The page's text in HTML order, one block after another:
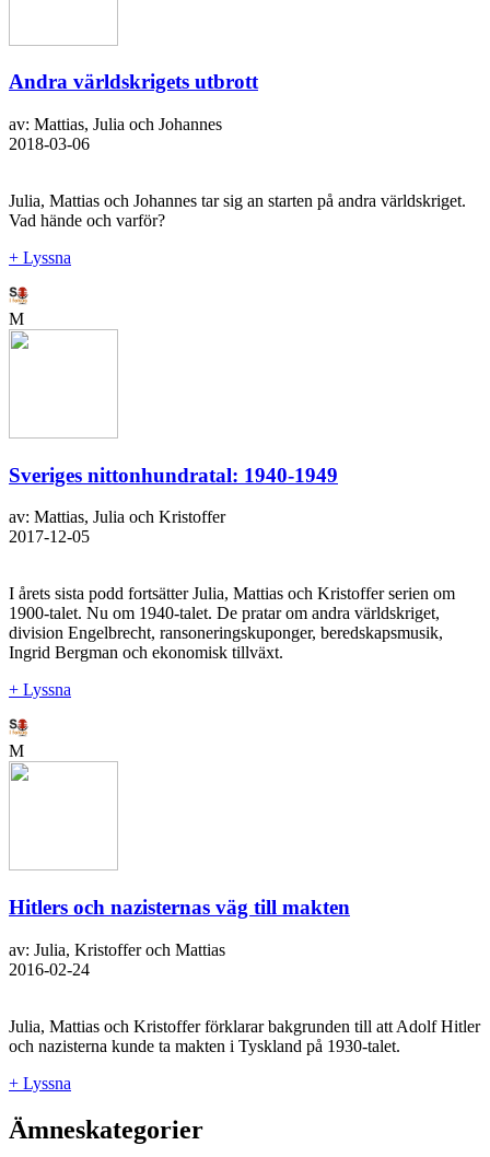
Andra världskrigets utbrott
av: Mattias, Julia och Johannes
2018-03-06
Julia, Mattias och Johannes tar sig an starten på andra världskriget.
Vad hände och varför?
+ Lyssna
M
Sveriges nittonhundratal: 1940-1949
av: Mattias, Julia och Kristoffer
2017-12-05
I årets sista podd fortsätter Julia, Mattias och Kristoffer serien om
1900-talet. Nu om 1940-talet. De pratar om andra världskriget,
division Engelbrecht, ransoneringskuponger, beredskapsmusik,
Ingrid Bergman och ekonomisk tillväxt.
+ Lyssna
M
Hitlers och nazisternas väg till makten
av: Julia, Kristoffer och Mattias
2016-02-24
Julia, Mattias och Kristoffer förklarar bakgrunden till att Adolf Hitler
och nazisterna kunde ta makten i Tyskland på 1930-talet.
+ Lyssna
Ämneskategorier